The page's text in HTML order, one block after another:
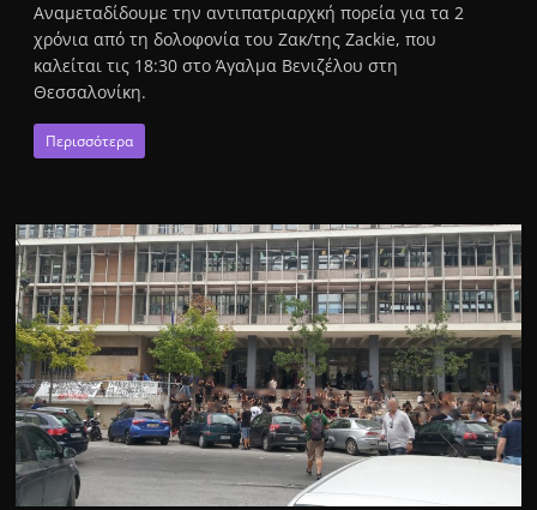
Aναμεταδίδουμε την αντιπατριαρχκή πορεία για τα 2
χρόνια από τη δολοφονία του Ζακ/της Zackie, που
καλείται τις 18:30 στο Άγαλμα Βενιζέλου στη
Θεσσαλονίκη.
Περισσότερα